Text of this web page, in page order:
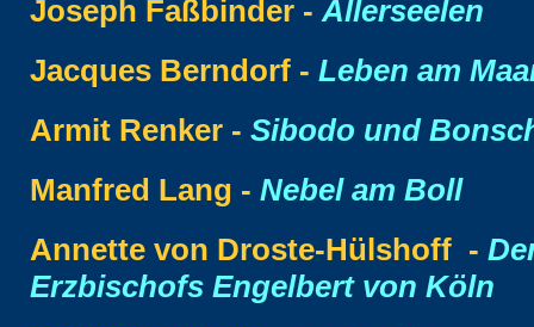
Joseph Faßbinder -Allerseelen
Jacques Berndorf - Leben am
Armit Renker - Sibodo und
Manfred Lang - Nebel am Boll
Annette von Droste-Hülshoff -
Erzbischofs Engelbert von Köln